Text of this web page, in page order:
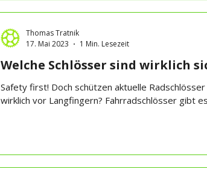
Welche Schlösser sind wirklich
Safety first! Doch schützen aktuelle
wirklich vor Langfingern? Fahrradschlösser gibt
Thomas Tratnik
17. Mai 2023
1 Min. Lesezeit